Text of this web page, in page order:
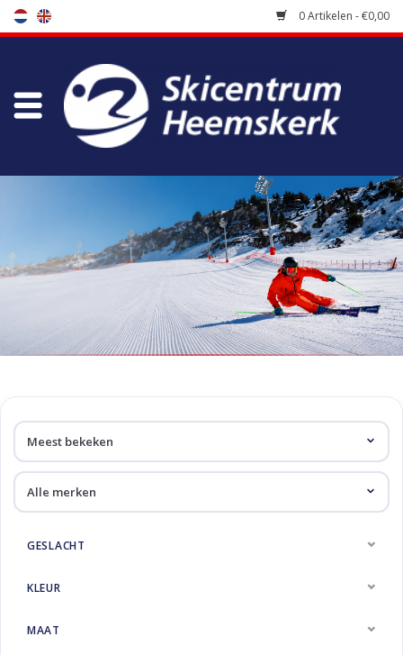
0 Artikelen - €0,00
Winkel
Onderhoud
Koopgidsen
Racehelmen
GESLACHT
KLEUR
MAAT